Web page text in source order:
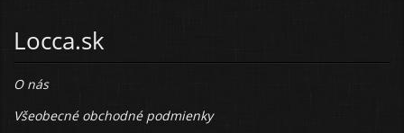
Locca.sk
O nás
Všeobecné obchodné podmienky